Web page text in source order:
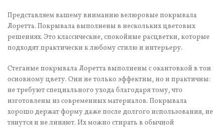
Представляем вашему вниманию велюровые покрывала
Лоретта. Покрывала выполнены в нескольких цветовых
решениях. Это классические, спокойные расцветки, которые
подходят практически к любому стилю и интерьеру.
Стеганые покрывала Лоретта выполнены с окантовкой в тон
основному цвету. Они не только эффектны, но и практичны:
не требуют специального ухода благодаря тому, что
изготовлены из современных материалов. Покрывала
хорошо держат форму даже после долгого использования, не
тянутся и не линяют. Их можно стирать в обычной